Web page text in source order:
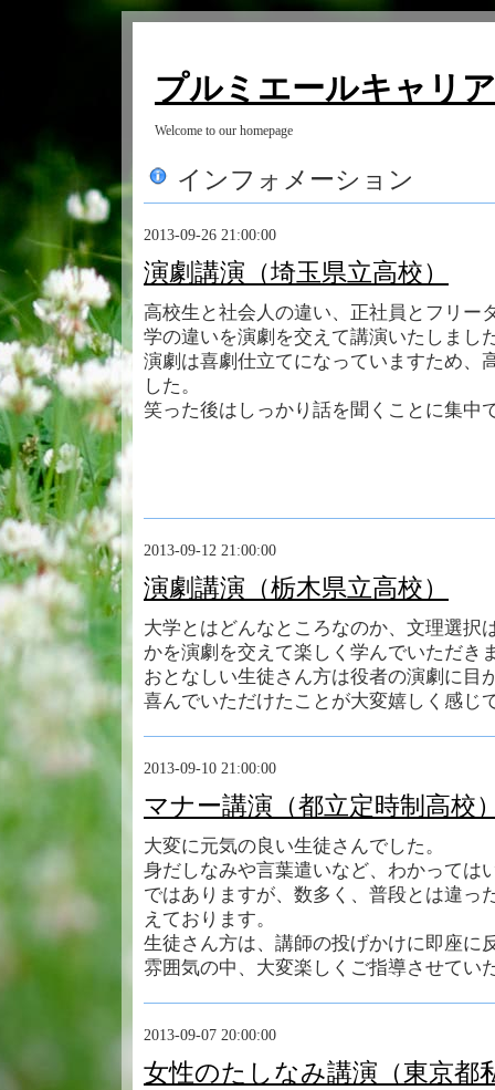
プルミエールキャリア
Welcome to our homepage
インフォメーション
2013-09-26 21:00:00
演劇講演（埼玉県立高校）
高校生と社会人の違い、正社員とフリー
学の違いを演劇を交えて講演いたしまし
演劇は喜劇仕立てになっていますため、
した。
笑った後はしっかり話を聞くことに集中
2013-09-12 21:00:00
演劇講演（栃木県立高校）
大学とはどんなところなのか、文理選択
かを演劇を交えて楽しく学んでいただき
おとなしい生徒さん方は役者の演劇に目
喜んでいただけたことが大変嬉しく感じ
2013-09-10 21:00:00
マナー講演（都立定時制高校
大変に元気の良い生徒さんでした。
身だしなみや言葉遣いなど、わかっては
ではありますが、数多く、普段とは違っ
えております。
生徒さん方は、講師の投げかけに即座に
雰囲気の中、大変楽しくご指導させてい
2013-09-07 20:00:00
女性のたしなみ講演（東京都